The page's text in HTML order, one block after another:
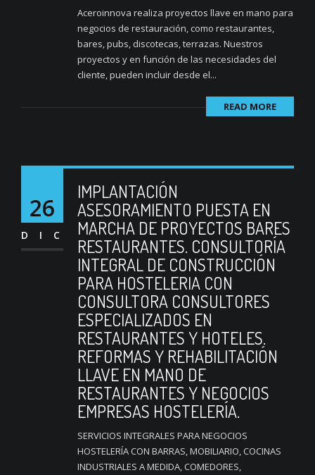
Aceroinnova realiza proyectos llave en mano para
negocios de restauración, como restaurantes,
bares, pubs, discotecas, terrazas. Nuestros
proyectos y en función de las necesidades del
cliente, pueden incluir desde el...
READ MORE
26
DIC
IMPLANTACIÓN
ASESORAMIENTO PUESTA EN
MARCHA DE PROYECTOS BARES
RESTAURANTES. CONSULTORÍA
INTEGRAL DE CONSTRUCCIÓN
PARA HOSTELERIA CON
CONSULTORA CONSULTORES
ESPECIALIZADOS EN
RESTAURANTES Y HOTELES.
REFORMAS Y REHABILITACIÓN
LLAVE EN MANO DE
RESTAURANTES Y NEGOCIOS
EMPRESAS HOSTELERÍA.
SERVICIOS INTEGRALES PARA NEGOCIOS
HOSTELERÍA CON BARRAS, MOBILIARIO, COCINAS
INDUSTRIALES A MEDIDA, COMEDORES,